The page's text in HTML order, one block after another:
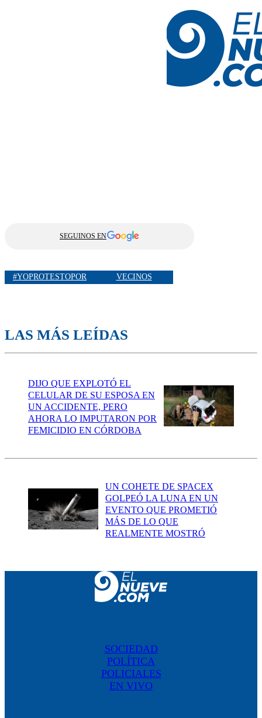
SEGUINOS EN
#YOPROTESTOPOR VECINOS
LAS MÁS LEÍDAS
DIJO QUE EXPLOTÓ EL
CELULAR DE SU ESPOSA EN
UN ACCIDENTE, PERO
AHORA LO IMPUTARON POR
FEMICIDIO EN CÓRDOBA
UN COHETE DE SPACEX
GOLPEÓ LA LUNA EN UN
EVENTO QUE PROMETIÓ
MÁS DE LO QUE
REALMENTE MOSTRÓ
SOCIEDAD
POLÍTICA
POLICIALES
EN VIVO